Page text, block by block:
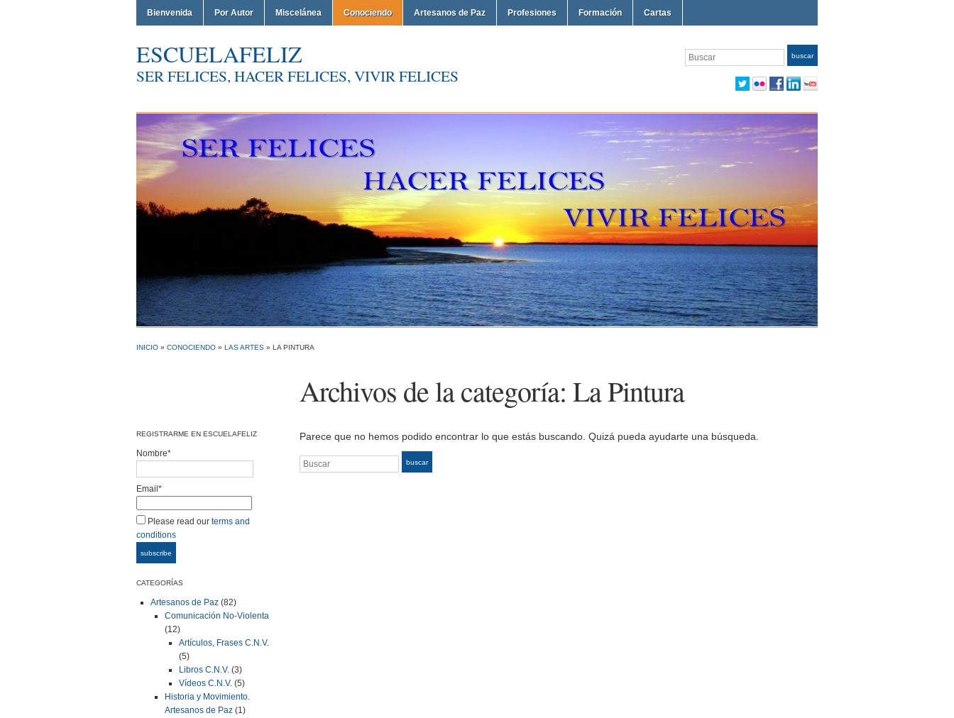
Bienvenida Por Autor Miscelánea Conociendo Artesanos de Paz Profesiones Formación Cartas
ESCUELAFELIZ
SER FELICES, HACER FELICES, VIVIR FELICES
Buscar buscar
INICIO » CONOCIENDO » LAS ARTES » LA PINTURA
Archivos de la categoría: La Pintura
REGISTRARME EN ESCUELAFELIZ
Nombre*
Email*
Please read our terms and
conditions
CATEGORÍAS
Artesanos de Paz (82)
Comunicación No-Violenta
(12)
Artículos, Frases C.N.V.
(5)
Libros C.N.V. (3)
Vídeos C.N.V. (5)
Historia y Movimiento.
Artesanos de Paz (1)
Parece que no hemos podido encontrar lo que estás buscando. Quizá pueda ayudarte una búsqueda.
Buscar
buscar